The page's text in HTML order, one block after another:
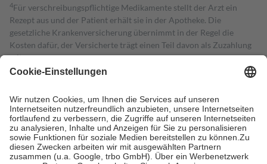
4Für verschreibungspflichtige Medikamente stellt der Arzt ein
Rezept aus und der Patient erhält sie in der Apotheke. Die
gesetzliche Krankenversicherung übernimmt in der Regel die
Kosten dafür, der Versicherte trägt einen Teil davon als Zuzahlung
mit.
Grundsätzlich leisten Mitglieder Zuzahlungen in Höhe von zehn
höchstens zehn Euro.
Es sind jedoch nie mehr als die tatsächlichen
Kosten der Leistung zu entrichten.
Diese Regeln gelten grundsätzlich auch für Online-Apotheken.
Bei Heilmitteln und häuslicher Krankenpflege beträgt die
Zuzahlung zehn Prozent der Kosten sowie zehn Euro je
Verordnung.